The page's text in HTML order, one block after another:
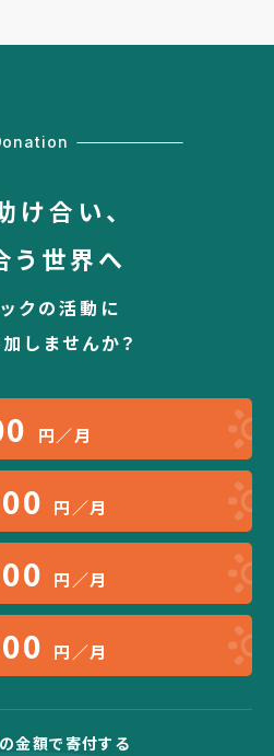
け合い、
う世界へ
クの活動に
しませんか？
円／月
円／月
円／月
円／月
金額で寄付する